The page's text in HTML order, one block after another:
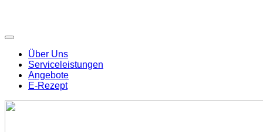
Über Uns
Serviceleistungen
Angebote
E-Rezept